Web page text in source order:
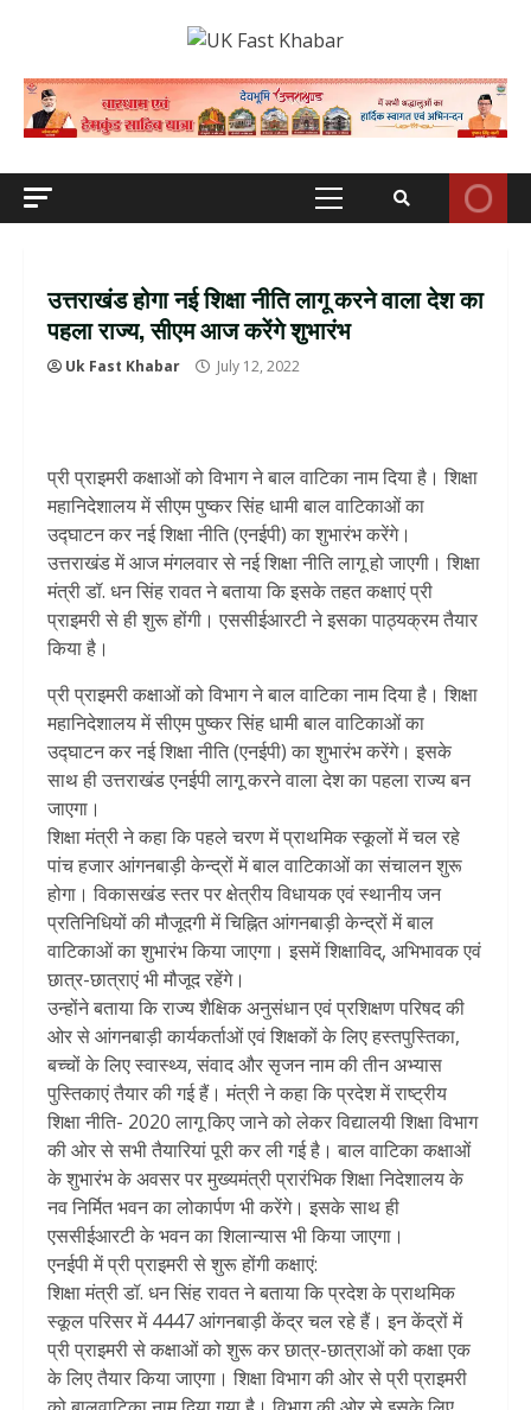
Primary
उत्तराखंड होगा नई शिक्षा नीति लागू करने वाला देश का
पहला राज्य, सीएम आज करेंगे शुभारंभ
Uk Fast Khabar July 12, 2022
प्री प्राइमरी कक्षाओं को विभाग ने बाल वाटिका नाम दिया है। शिक्षा
महानिदेशालय में सीएम पुष्कर सिंह धामी बाल वाटिकाओं का
उद्घाटन कर नई शिक्षा नीति (एनईपी) का शुभारंभ करेंगे।
उत्तराखंड में आज मंगलवार से नई शिक्षा नीति लागू हो जाएगी। शिक्षा
मंत्री डॉ. धन सिंह रावत ने बताया कि इसके तहत कक्षाएं प्री
प्राइमरी से ही शुरू होंगी। एससीईआरटी ने इसका पाठ्यक्रम तैयार
किया है।
प्री प्राइमरी कक्षाओं को विभाग ने बाल वाटिका नाम दिया है। शिक्षा
महानिदेशालय में सीएम पुष्कर सिंह धामी बाल वाटिकाओं का
उद्घाटन कर नई शिक्षा नीति (एनईपी) का शुभारंभ करेंगे। इसके
साथ ही उत्तराखंड एनईपी लागू करने वाला देश का पहला राज्य बन
जाएगा।
शिक्षा मंत्री ने कहा कि पहले चरण में प्राथमिक स्कूलों में चल रहे
पांच हजार आंगनबाड़ी केन्द्रों में बाल वाटिकाओं का संचालन शुरू
होगा। विकासखंड स्तर पर क्षेत्रीय विधायक एवं स्थानीय जन
प्रतिनिधियों की मौजूदगी में चिह्नित आंगनबाड़ी केन्द्रों में बाल
वाटिकाओं का शुभारंभ किया जाएगा। इसमें शिक्षाविद्, अभिभावक एवं
छात्र-छात्राएं भी मौजूद रहेंगे।
उन्होंने बताया कि राज्य शैक्षिक अनुसंधान एवं प्रशिक्षण परिषद की
ओर से आंगनबाड़ी कार्यकर्ताओं एवं शिक्षकों के लिए हस्तपुस्तिका,
बच्चों के लिए स्वास्थ्य, संवाद और सृजन नाम की तीन अभ्यास
पुस्तिकाएं तैयार की गई हैं। मंत्री ने कहा कि प्रदेश में राष्ट्रीय
शिक्षा नीति- 2020 लागू किए जाने को लेकर विद्यालयी शिक्षा विभाग
की ओर से सभी तैयारियां पूरी कर ली गई है। बाल वाटिका कक्षाओं
के शुभारंभ के अवसर पर मुख्यमंत्री प्रारंभिक शिक्षा निदेशालय के
नव निर्मित भवन का लोकार्पण भी करेंगे। इसके साथ ही
एससीईआरटी के भवन का शिलान्यास भी किया जाएगा।
एनईपी में प्री प्राइमरी से शुरू होंगी कक्षाएं:
शिक्षा मंत्री डॉ. धन सिंह रावत ने बताया कि प्रदेश के प्राथमिक
स्कूल परिसर में 4447 आंगनबाड़ी केंद्र चल रहे हैं। इन केंद्रों में
प्री प्राइमरी से कक्षाओं को शुरू कर छात्र-छात्राओं को कक्षा एक
के लिए तैयार किया जाएगा। शिक्षा विभाग की ओर से प्री प्राइमरी